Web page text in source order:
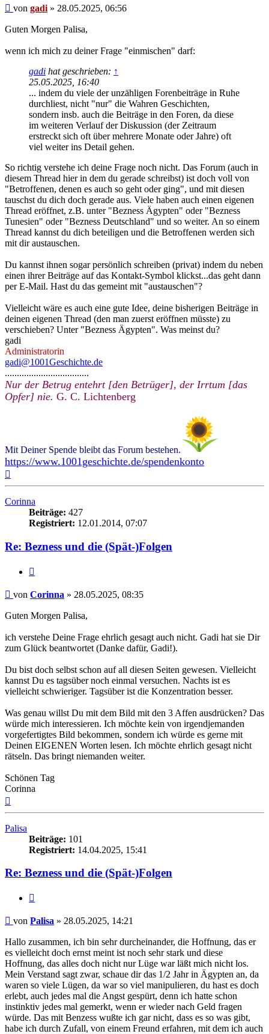
Beitrag
von gadi » 28.05.2025, 06:56
Guten Morgen Palisa,
wenn ich mich zu deiner Frage "einmischen" darf:
gadi hat geschrieben: ↑
25.05.2025, 16:40
... indem du viele der unzähligen Forenbeiträge in Ruhe
durchliest, nicht "nur" die Wahren Geschichten,
sondern insb. auch die Beiträge in den Foren, da diese
im weiteren Verlauf der Diskussion (der Zeitraum
erstreckt sich oft über mehrere Monate oder Jahre) oft
viel weiter ins Detail gehen.
So richtig verstehe ich deine Frage noch nicht. Das Forum (auch in
diesem Thread hier in dem du gerade schreibst) ist doch voll von
"Betroffenen, denen es auch so geht oder ging", und mit diesen
tauschst du dich doch gerade aus. Viele haben auch einen eigenen
Thread eröffnet, z.B. unter "Bezness Ägypten" oder "Bezness
Tunesien" oder "Bezness Deutschland" und so weiter. An so einem
Thread kannst du dich beteiligen und die Betroffenen werden sich
mit dir austauschen.
Du kannst ihnen sogar persönlich schreiben (privat) indem du neben
einen ihrer Beiträge auf das Kontakt-Symbol klickst...das geht dann
per E-Mail. Hast du das gemeint mit "austauschen"?
Vielleicht wäre es auch eine gute Idee, deine bisherigen Beiträge in
deinen eigenen Thread (den man zuerst eröffnen müsste) zu
verschieben? Unter "Bezness Ägypten". Was meinst du?
gadi
Administratorin
gadi@1001Geschichte.de
...................................
Nur der Betrug entehrt [den Betrüger], der Irrtum [das
Opfer] nie. G. C. Lichtenberg
Mit Deiner Spende bleibt das Forum bestehen.
https://www.1001geschichte.de/spendenkonto
Corinna
Beiträge: 427
Registriert: 12.01.2014, 07:07
Re: Bezness und die (Spät-)Folgen
Beitrag
von Corinna » 28.05.2025, 08:35
Guten Morgen Palisa,
ich verstehe Deine Frage ehrlich gesagt auch nicht. Gadi hat sie Dir
zum Glück beantwortet (Danke dafür, Gadi!).
Du bist doch selbst schon auf all diesen Seiten gewesen. Vielleicht
kannst Du es tagsüber noch einmal versuchen. Nachts ist es
vielleicht schwieriger. Tagsüber ist die Konzentration besser.
Was genau willst Du mit dem Bild mit den 3 Affen ausdrücken? Das
würde mich interessieren. Ich möchte kein von irgendjemanden
vorgefertigtes Bild bekommen, sondern ich würde es gerne mit
Deinen EIGENEN Worten lesen. Ich möchte ehrlich gesagt nicht
rätseln. Das bringt niemanden weiter.
Schönen Tag
Corinna
Palisa
Beiträge: 101
Registriert: 14.04.2025, 15:41
Re: Bezness und die (Spät-)Folgen
Beitrag
von Palisa » 28.05.2025, 14:21
Hallo zusammen, ich bin sehr durcheinander, die Hoffnung, das er
es vielleicht doch ernst meint ist noch sehr stark und diese
Hoffnung, das alles doch nicht nur Lüge war läßt mich nicht los.
Mein Verstand sagt zwar, schaue dir das 1/2 Jahr in Ägypten an, da
waren so viele Lügen, da war so viel manipulieren, du hast es doch
erlebt, auch jedes mal die Angst gespürt, denn ich hatte schon
instinktiv jedes mal gemerkt, wenn er wieder nach Geld fragen
würde. Das mit Benzess wußte ich gar nicht, dass es so was gibt,
habe ich durch Zufall, von einem Freund erfahren, mit dem ich auch